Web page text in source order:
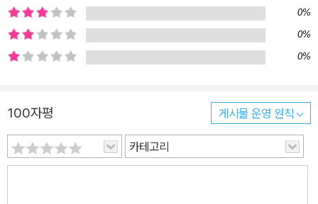
0%
0%
0%
100자평 게시물 운영 원칙
카테고리